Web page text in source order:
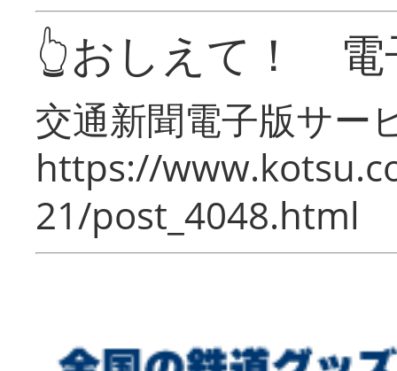
👆おしえて！ 電
交通新聞電子版サー
https://
21/post_4048.html